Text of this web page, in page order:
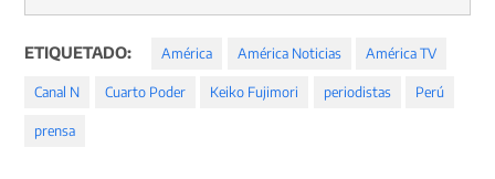
ETIQUETADO: América América Noticias América TV
Canal N Cuarto Poder Keiko Fujimori periodistas Perú
prensa